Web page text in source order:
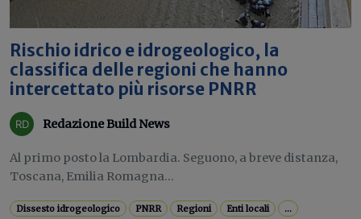
Rischio idrico e idrogeologico, la
classifica delle regioni che hanno
intercettato più risorse PNRR
Redazione Build News
Al primo posto la Lombardia. Seguono, a breve distanza,
Toscana, Emilia Romagna...
Dissesto idrogeologico PNRR Regioni Enti locali ...